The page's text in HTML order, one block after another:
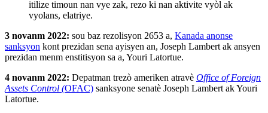
itilize timoun nan vye zak, rezo ki nan aktivite vyòl ak
vyolans, elatriye.
3 novanm 2022: sou baz rezolisyon 2653 a, Kanada anonse
sanksyon kont prezidan sena ayisyen an, Joseph Lambert ak ansyen
prezidan menm enstitisyon sa a, Youri Latortue.
4 novanm 2022: Depatman trezò ameriken atravè Office of Foreign
Assets Control (OFAC) sanksyone senatè Joseph Lambert ak Youri
Latortue.